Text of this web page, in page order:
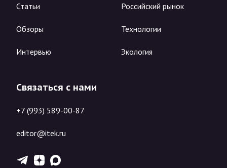
Статьи
Обзоры
Интервью
Российский рынок
Технологии
Экология
Связаться с нами
+7 (993) 589-00-87
editor@itek.ru
T Z X